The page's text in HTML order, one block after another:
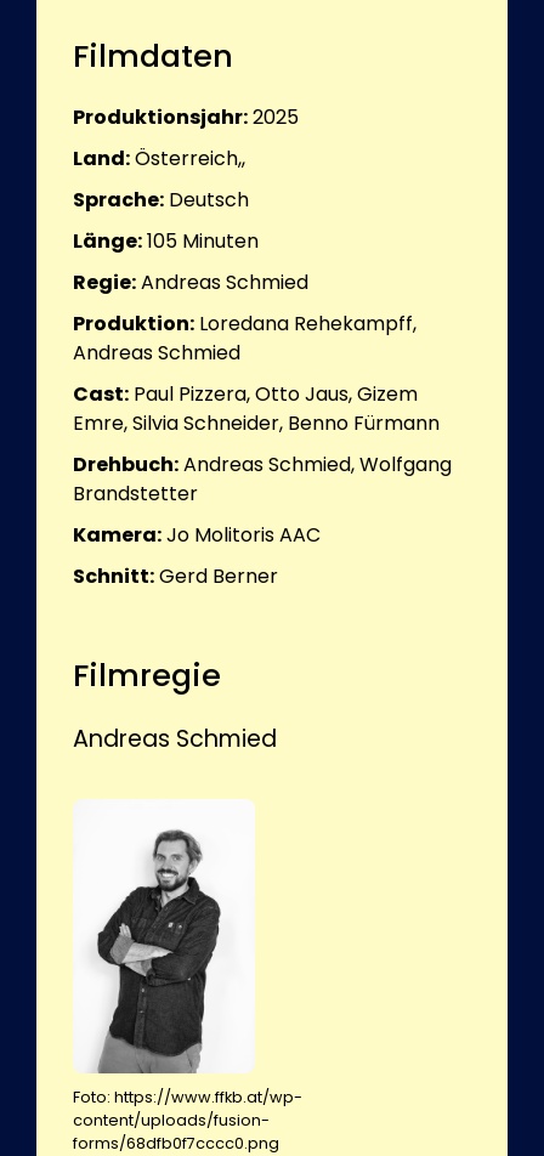
Filmdaten
Produktionsjahr:2025
Land:Österreich,,
Sprache: Deutsch
Länge:105 Minuten
Regie:Andreas Schmied
Produktion: Loredana Rehekampff,
Andreas Schmied
Cast: Paul Pizzera, Otto Jaus, Gizem
Emre, Silvia Schneider, Benno Fürmann
Drehbuch:Andreas Schmied, Wolfgang
Brandstetter
Kamera:Jo Molitoris AAC
Schnitt:Gerd Berner
Filmregie
Andreas Schmied
Foto: https://www.ffkb.at/wp-
content/uploads/fusion-
forms/68dfb0f7cccc0.png